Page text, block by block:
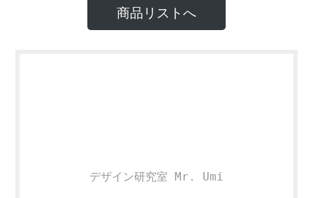
商品リストへ
デザイン研究室 Mr. Umi